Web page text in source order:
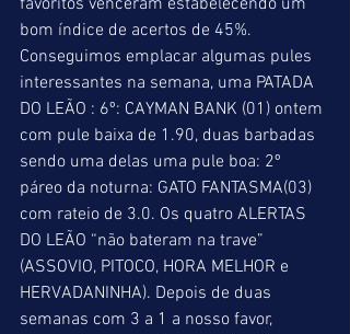
favoritos venceram estabelecendo um
bom índice de acertos de 45%.
Conseguimos emplacar algumas pules
interessantes na semana, uma PATADA
DO LEÃO : 6º: CAYMAN BANK (01) ontem
com pule baixa de 1.90, duas barbadas
sendo uma delas uma pule boa: 2º
páreo da noturna: GATO FANTASMA(03)
com rateio de 3.0. Os quatro ALERTAS
DO LEÃO “não bateram na trave”
(ASSOVIO, PITOCO, HORA MELHOR e
HERVADANINHA). Depois de duas
semanas com 3 a 1 a nosso favor,